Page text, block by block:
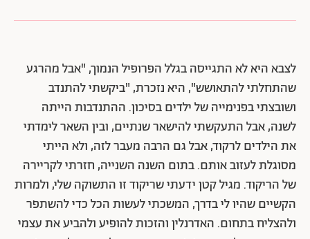
לצבא היא לא התגייסה בגלל הפרופיל הנמוך, "אבל מהרגע
שהתחלתי להתאושש", היא נזכרת, "ביקשתי להתנדב
ושובצתי בפנימייה של ילדים בסיכון. ההתנדבות הייתה
לשנה, אבל התעקשתי להישאר שנתיים, ובין השאר לימדתי
את הילדים לרקוד, אבל גם הרבה מעבר לזה, ולא הייתי
מסוגלת לעזוב אותם. בתום השנה השנייה, חזרתי לקריירה
של הריקוד. מגיל קטן ידעתי שריקוד זו התשוקה שלי, ולמרות
הקשיים שהיו לי בדרך, המשכתי לעשות הכל כדי להשתפר
ולהצליח בתחום. האדרנלין והזכות להופיע ולהביע את עצמי